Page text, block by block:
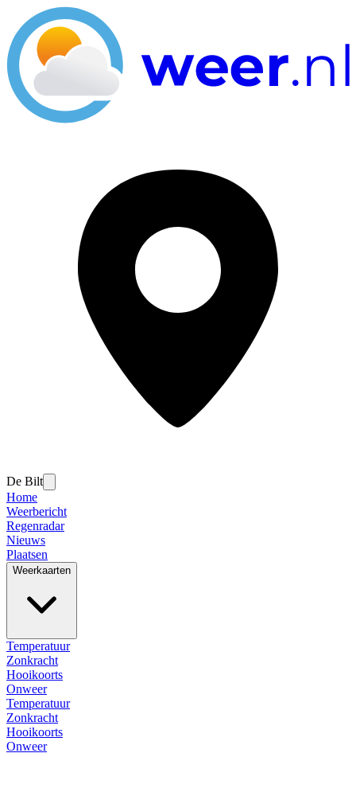
De Bilt
Home
Weerbericht
Regenradar
Nieuws
Plaatsen
Weerkaarten
Temperatuur
Zonkracht
Hooikoorts
Onweer
Temperatuur
Zonkracht
Hooikoorts
Onweer